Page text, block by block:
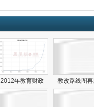
2012年教育财政 教改路线图